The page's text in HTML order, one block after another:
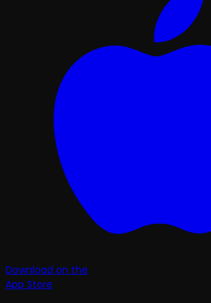
Download on the
App Store